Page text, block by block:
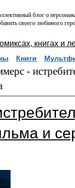
блог о
своего любимого
книгах и
Книги
-
и